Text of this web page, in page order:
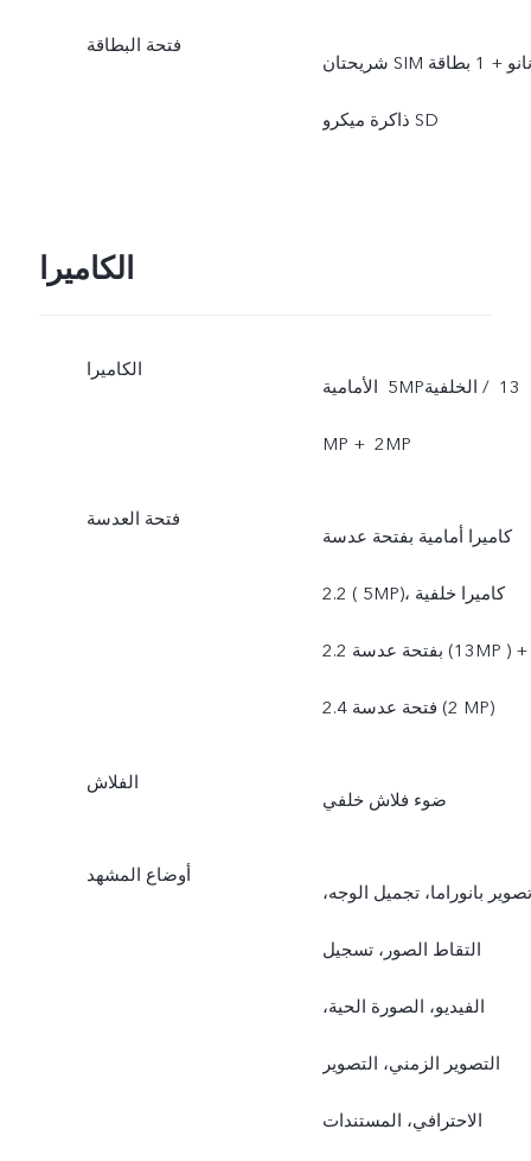
فتحة البطاقة
شريحتان SIM نانو + 1 بطاقة
ذاكرة ميكرو SD
الكاميرا
الكاميرا
الأمامية ‎‎ 5‏MP‏ / الخلفية ‎‎13‏
فتحة العدسة
كاميرا أمامية بفتحة عدسة
2.2 (‎‎ 5‏MP‏)، كاميرا خلفية
بفتحة عدسة 2.2 (‎‎13‏MP ‏) +
فتحة عدسة 2.4 (‎‎2‏ MP‏)
الفلاش
ضوء فلاش خلفي
أوضاع المشهد
تصوير بانوراما، تجميل الوجه،
التقاط الصور، تسجيل
الفيديو، الصورة الحية،
التصوير الزمني، التصوير
الاحترافي، المستندات